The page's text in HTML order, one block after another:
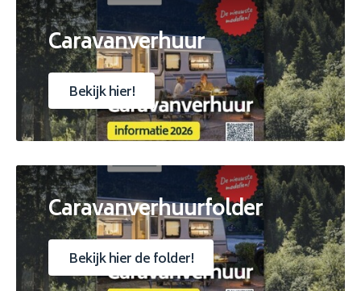
Caravanverhuur
Bekijk hier!
Caravanverhuurfolder
Bekijk hier de folder!